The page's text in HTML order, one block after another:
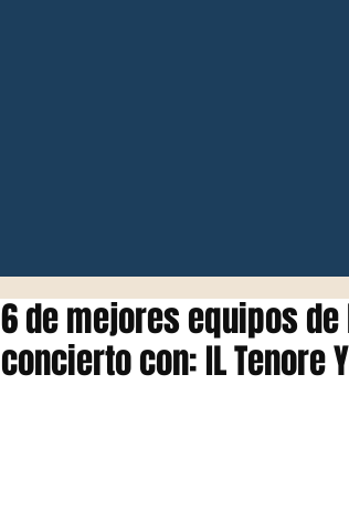
6 de mejores equipos
concierto con: IL Tenore